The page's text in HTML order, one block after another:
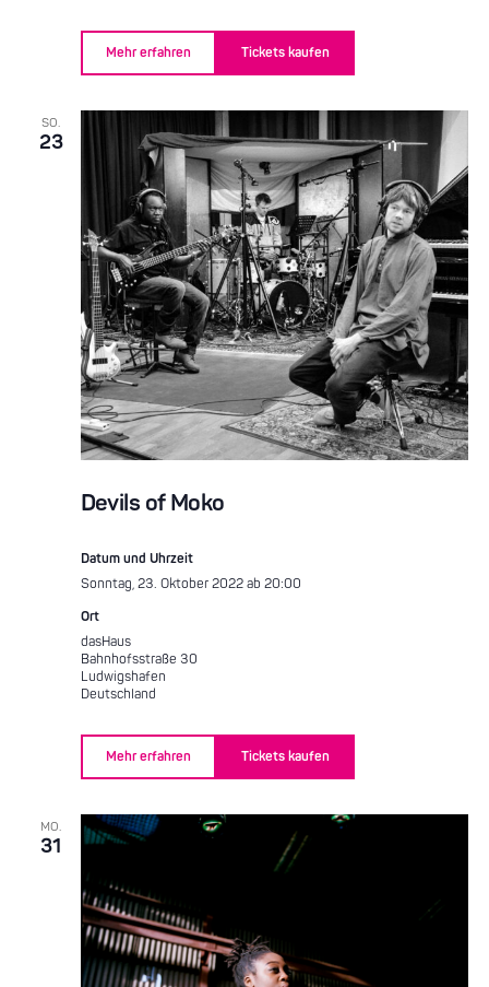
Mehr erfahren Tickets kaufen
SO.
23
Devils of Moko
Datum und Uhrzeit
Sonntag, 23. Oktober 2022 ab 20:00
Ort
dasHaus
Bahnhofsstraße 30
Ludwigshafen
Deutschland
Mehr erfahren Tickets kaufen
MO.
31